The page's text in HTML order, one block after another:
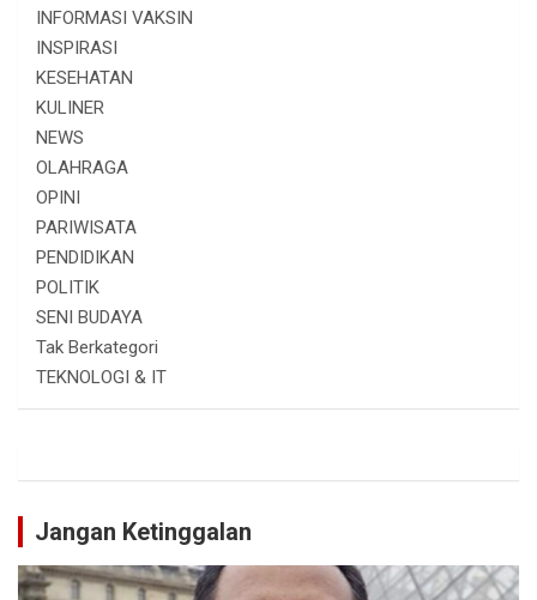
INFORMASI VAKSIN
INSPIRASI
KESEHATAN
KULINER
NEWS
OLAHRAGA
OPINI
PARIWISATA
PENDIDIKAN
POLITIK
SENI BUDAYA
Tak Berkategori
TEKNOLOGI & IT
Jangan Ketinggalan